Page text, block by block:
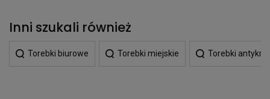
Inni szukali również
Torebki biurowe Torebki miejskie Torebki